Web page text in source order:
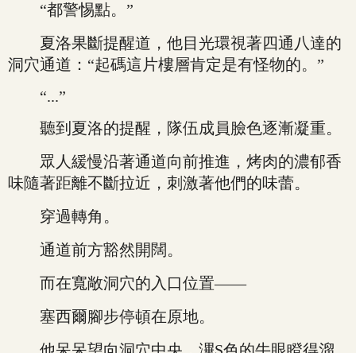
“都警惕點。”
夏洛果斷提醒道，他目光環視著四通八達的
洞穴通道：“起碼這片樓層肯定是有怪物的。”
“...”
聽到夏洛的提醒，隊伍成員臉色逐漸凝重。
眾人緩慢沿著通道向前推進，烤肉的濃郁香
味隨著距離不斷拉近，刺激著他們的味蕾。
穿過轉角。
通道前方豁然開闊。
而在寬敞洞穴的入口位置——
塞西爾腳步停頓在原地。